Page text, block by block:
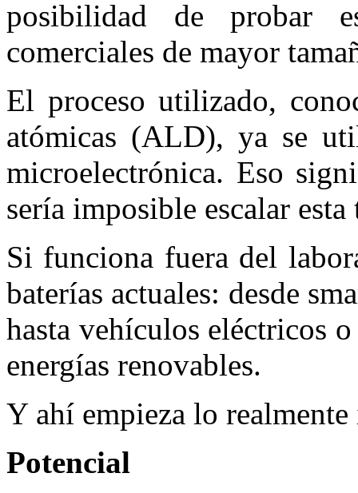
posibilidad de probar
comerciales de mayor
El proceso utilizado,
atómicas (ALD), ya se
microelectrónica. Eso
sería imposible escalar
Si funciona fuera del
baterías actuales: desde
hasta vehículos eléctricos
energías renovables.
Y ahí empieza lo realmente
Potencial